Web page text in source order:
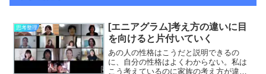
思考整理
[エニアグラム]考え方の違いに目
を向けると片付いていく
あの人の性格はこうだと説明できるの
に、自分の性格はよくわからない。私は
こう考えているのに家族の考え方が違い